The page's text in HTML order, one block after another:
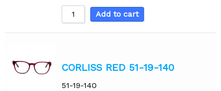
Add to cart
CORLISS RED 51-19-140
51-19-140